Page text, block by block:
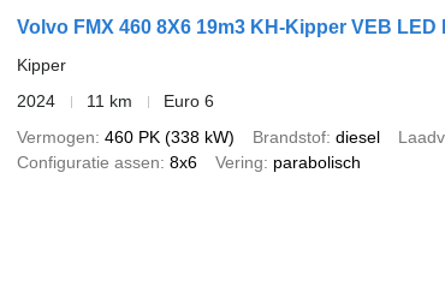
Volvo FMX 460 8X6 19m3 KH-Kipper VEB
Kipper
2024
11 km
Euro 6
Vermogen 460 PK (338 kW) Brandstof diesel
Configuratie assen 8x6 Vering parabolisch